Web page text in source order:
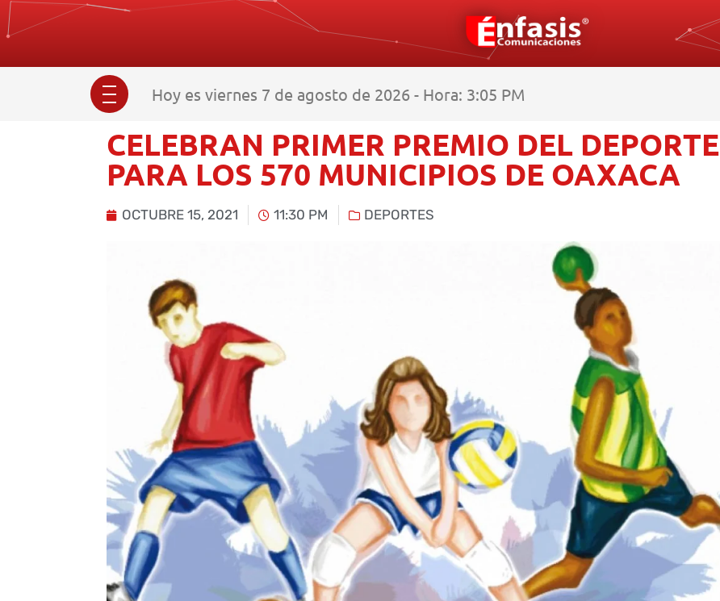
Hoy es viernes 7 de agosto de 2026 - Hora: 3:05 PM
CELEBRAN PRIMER PREMIO DEL DEPORTE
PARA LOS 570 MUNICIPIOS DE OAXACA
OCTUBRE 15, 2021 11:30 PM DEPORTES